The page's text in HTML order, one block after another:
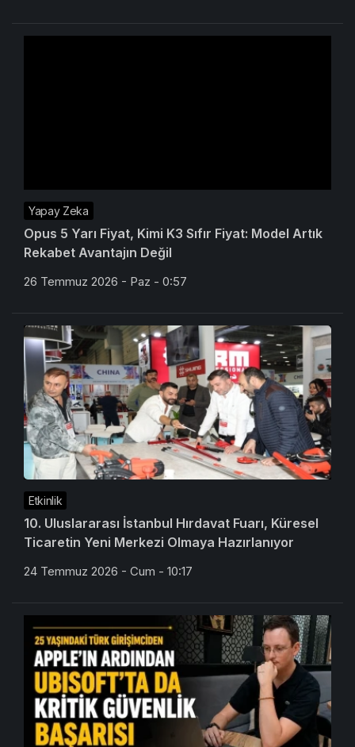
Yapay Zeka
Opus 5 Yarı Fiyat, Kimi K3 Sıfır Fiyat: Model Artık
Rekabet Avantajın Değil
26 Temmuz 2026 - Paz - 0:57
Etkinlik
10. Uluslararası İstanbul Hırdavat Fuarı, Küresel
Ticaretin Yeni Merkezi Olmaya Hazırlanıyor
24 Temmuz 2026 - Cum - 10:17